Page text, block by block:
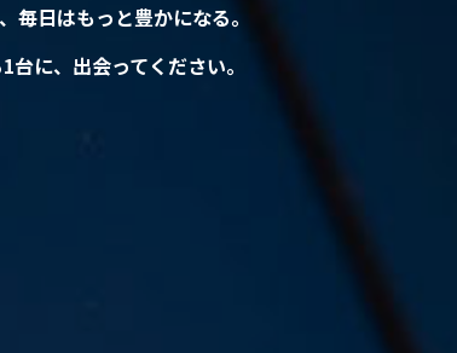
毎日はもっと豊かになる。
に、 出会ってください。